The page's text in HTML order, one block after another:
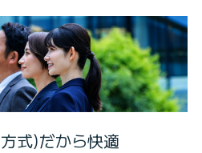
式)だから快適